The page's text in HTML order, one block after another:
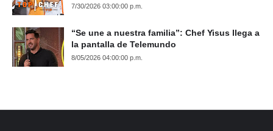
7/30/2026 03:00:00 p.m.
“Se une a nuestra familia”: Chef Yisus llega a
la pantalla de Telemundo
8/05/2026 04:00:00 p.m.